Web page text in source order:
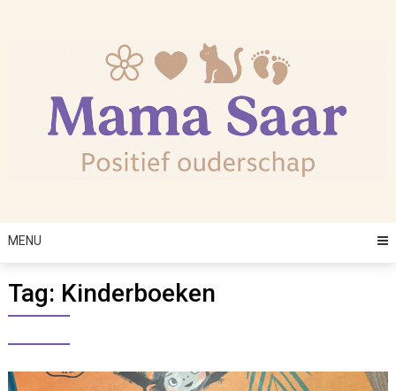
MENU
Tag: Kinderboeken